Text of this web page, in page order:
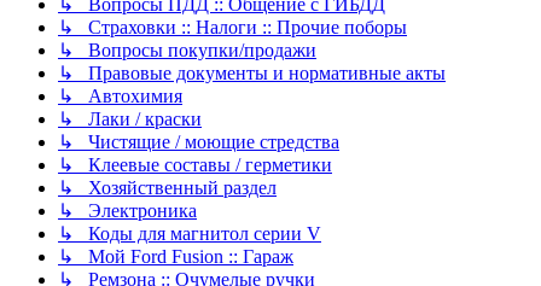
↳ Вопросы ПДД :: Общение с ГИБДД
↳ Страховки :: Налоги :: Прочие поборы
↳ Вопросы покупки/продажи
↳ Правовые документы и нормативные акты
↳ Автохимия
↳ Лаки / краски
↳ Чистящие / моющие стредства
↳ Клеевые составы / герметики
↳ Хозяйственный раздел
↳ Электроника
↳ Коды для магнитол серии V
↳ Мой Ford Fusion :: Гараж
↳ Ремзона :: Очумелые ручки